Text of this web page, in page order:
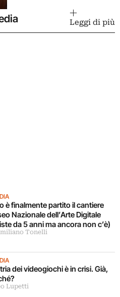
Leggi di più
è finalmente partito il cantiere
Nazionale dell’Arte Digitale
da 5 anni ma ancora non c’è)
Tonelli
dei videogiochi è in crisi. Già,
Lupetti